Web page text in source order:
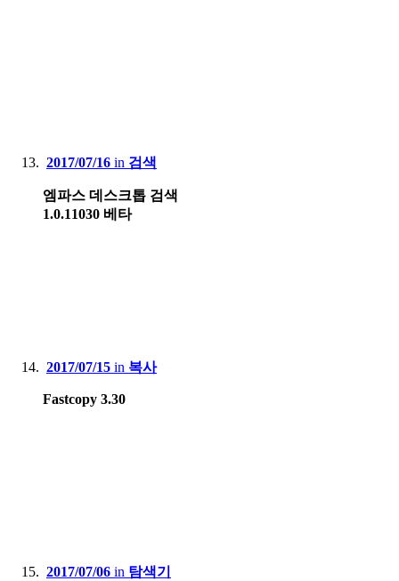
2017/07/16 in 검색
엠파스 데스크톱 검색
1.0.11030 베타
2017/07/15 in 복사
Fastcopy 3.30
2017/07/06 in 탐색기